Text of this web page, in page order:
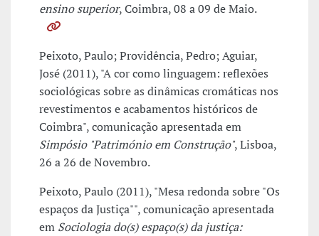
ensino superior, Coimbra, 08 a 09 de Maio.
Peixoto, Paulo; Providência, Pedro; Aguiar,
José (2011), "A cor como linguagem: reflexões
sociológicas sobre as dinâmicas cromáticas nos
revestimentos e acabamentos históricos de
Coimbra", comunicação apresentada em
Simpósio "Património em Construção", Lisboa,
26 a 26 de Novembro.
Peixoto, Paulo (2011), "Mesa redonda sobre "Os
espaços da Justiça"", comunicação apresentada
em Sociologia do(s) espaço(s) da justiça: